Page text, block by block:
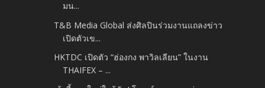
มน...
T&B Media Global ส่งศิลปินร่วมงานแถลงข่าว
เปิดตัวเข...
HKTDC เปิดตัว “ฮ่องกง พาวิลเลียน” ในงาน
THAIFEX – ...